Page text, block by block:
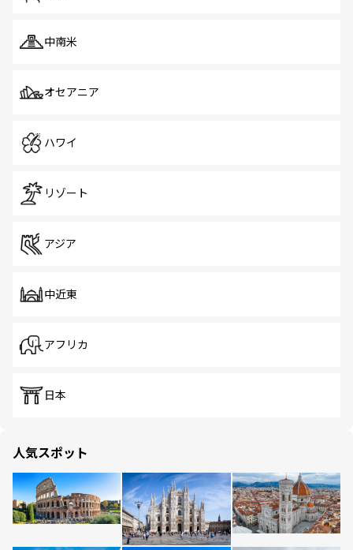
中南米
オセアニア
ハワイ
リゾート
アジア
中近東
アフリカ
日本
人気スポット